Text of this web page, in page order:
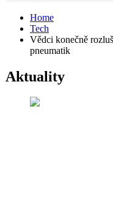
Home
Tech
Vědci konečně
pneumatik
Aktuality